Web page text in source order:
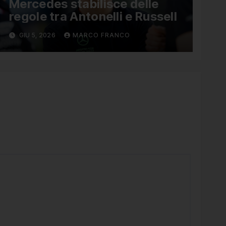
Mercedes stabilisce delle
regole tra Antonelli e Russell
GIU 5, 2026 MARCO FRANCO